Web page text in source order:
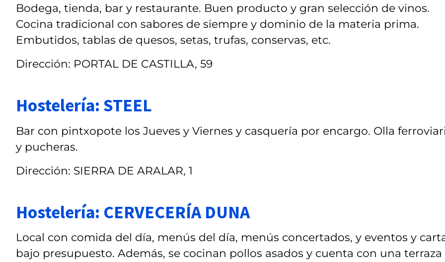
Bodega, tienda, bar y restaurante. Buen producto y gran selección de vinos.
Cocina tradicional con sabores de siempre y dominio de la materia prima.
Embutidos, tablas de quesos, setas, trufas, conservas, etc.
Dirección: PORTAL DE CASTILLA, 59
Hostelería: STEEL
Bar con pintxopote los Jueves y Viernes y casquería por encargo. Olla
y pucheras.
Dirección: SIERRA DE ARALAR, 1
Hostelería: CERVECERÍA DUNA
Local con comida del día, menús del día, menús concertados, y eventos y
bajo presupuesto. Además, se cocinan pollos asados y cuenta con una terraza